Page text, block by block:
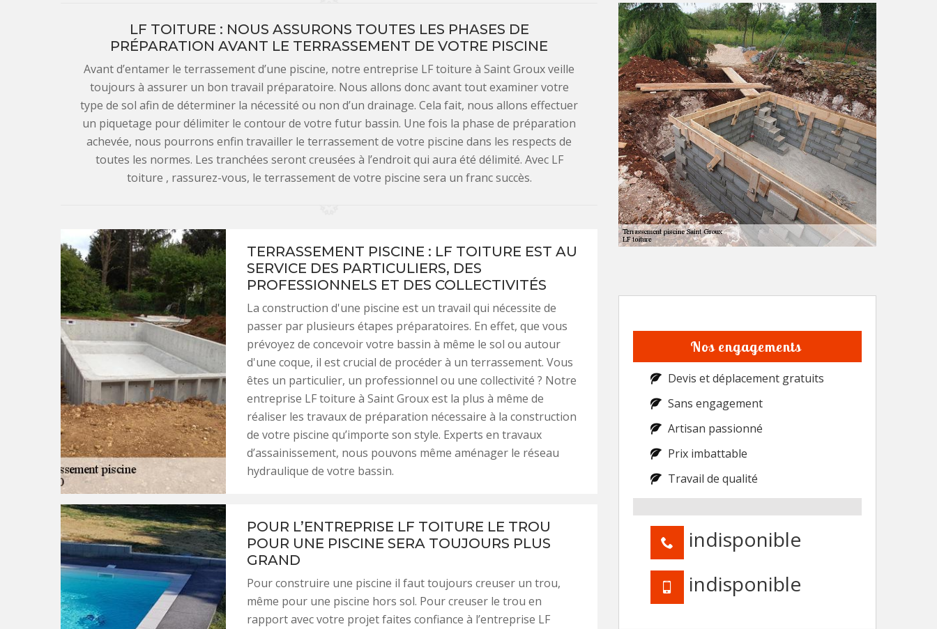
LF TOITURE : NOUS ASSURONS TOUTES LES PHASES DE
PRÉPARATION AVANT LE TERRASSEMENT DE VOTRE PISCINE
Avant d’entamer le terrassement d’une piscine, notre entreprise LF toiture à Saint Groux veille
toujours à assurer un bon travail préparatoire. Nous allons donc avant tout examiner votre
type de sol afin de déterminer la nécessité ou non d’un drainage. Cela fait, nous allons effectuer
un piquetage pour délimiter le contour de votre futur bassin. Une fois la phase de préparation
achevée, nous pourrons enfin travailler le terrassement de votre piscine dans les respects de
toutes les normes. Les tranchées seront creusées à l’endroit qui aura été délimité. Avec LF
toiture , rassurez-vous, le terrassement de votre piscine sera un franc succès.
TERRASSEMENT PISCINE : LF TOITURE EST AU
SERVICE DES PARTICULIERS, DES
PROFESSIONNELS ET DES COLLECTIVITÉS
La construction d'une piscine est un travail qui nécessite de
passer par plusieurs étapes préparatoires. En effet, que vous
prévoyez de concevoir votre bassin à même le sol ou autour
d'une coque, il est crucial de procéder à un terrassement. Vous
êtes un particulier, un professionnel ou une collectivité ? Notre
entreprise LF toiture à Saint Groux est la plus à même de
réaliser les travaux de préparation nécessaire à la construction
de votre piscine qu’importe son style. Experts en travaux
d’assainissement, nous pouvons même aménager le réseau
hydraulique de votre bassin.
POUR L’ENTREPRISE LF TOITURE LE TROU
POUR UNE PISCINE SERA TOUJOURS PLUS
GRAND
Pour construire une piscine il faut toujours creuser un trou,
même pour une piscine hors sol. Pour creuser le trou en
rapport avec votre projet faites confiance à l’entreprise LF
Nos engagements
Devis et déplacement gratuits
Sans engagement
Artisan passionné
Prix imbattable
Travail de qualité
indisponible
indisponible